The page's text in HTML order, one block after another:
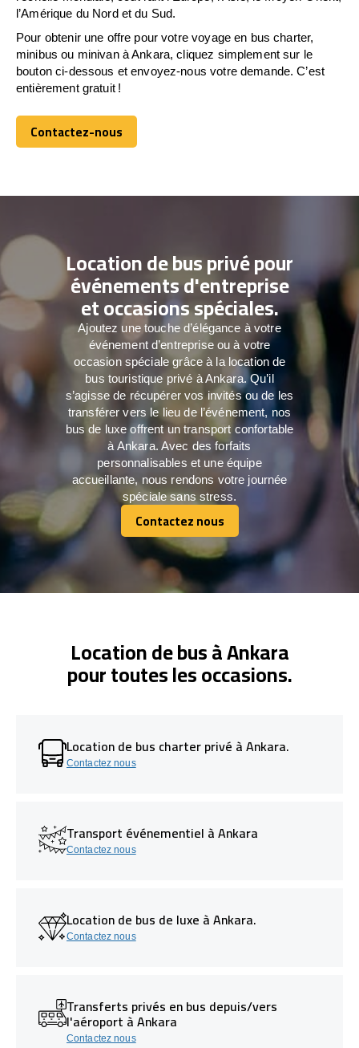
l’Amérique du Nord et du Sud.
Pour obtenir une offre pour votre voyage en bus charter,
minibus ou minivan à Ankara, cliquez simplement sur le
bouton ci-dessous et envoyez-nous votre demande. C’est
entièrement gratuit !
Contactez-nous
Contactez-nous
Location de bus privé pour
événements d'entreprise
et occasions spéciales.
Ajoutez une touche d’élégance à votre
événement d’entreprise ou à votre
occasion spéciale grâce à la location de
bus touristique privé à Ankara. Qu’il
s’agisse de récupérer vos invités ou de les
transférer vers le lieu de l’événement, nos
bus de luxe offrent un transport confortable
à Ankara. Avec des forfaits
personnalisables et une équipe
accueillante, nous rendons votre journée
spéciale sans stress.
Contactez nous
Contactez nous
Location de bus à Ankara
pour toutes les occasions.
Location de bus charter privé à Ankara.
Contactez nous
Transport événementiel à Ankara
Contactez nous
Location de bus de luxe à Ankara.
Contactez nous
Transferts privés en bus depuis/vers
l'aéroport à Ankara
Contactez nous